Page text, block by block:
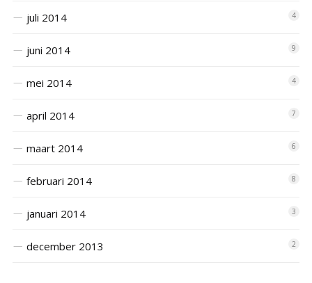
juli 2014 4
juni 2014 9
mei 2014 4
april 2014 7
maart 2014 6
februari 2014 8
januari 2014 3
december 2013 2